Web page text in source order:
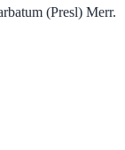
(Presl) Merr.